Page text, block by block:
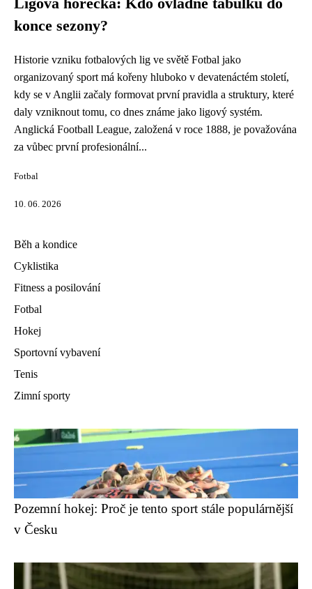
Ligová horečka: Kdo ovládne tabulku do
konce sezony?
Historie vzniku fotbalových lig ve světě Fotbal jako
organizovaný sport má kořeny hluboko v devatenáctém století,
kdy se v Anglii začaly formovat první pravidla a struktury, které
daly vzniknout tomu, co dnes známe jako ligový systém.
Anglická Football League, založená v roce 1888, je považována
za vůbec první profesionální...
Fotbal
10. 06. 2026
Běh a kondice
Cyklistika
Fitness a posilování
Fotbal
Hokej
Sportovní vybavení
Tenis
Zimní sporty
Pozemní hokej: Proč je tento sport stále populárnější
v Česku